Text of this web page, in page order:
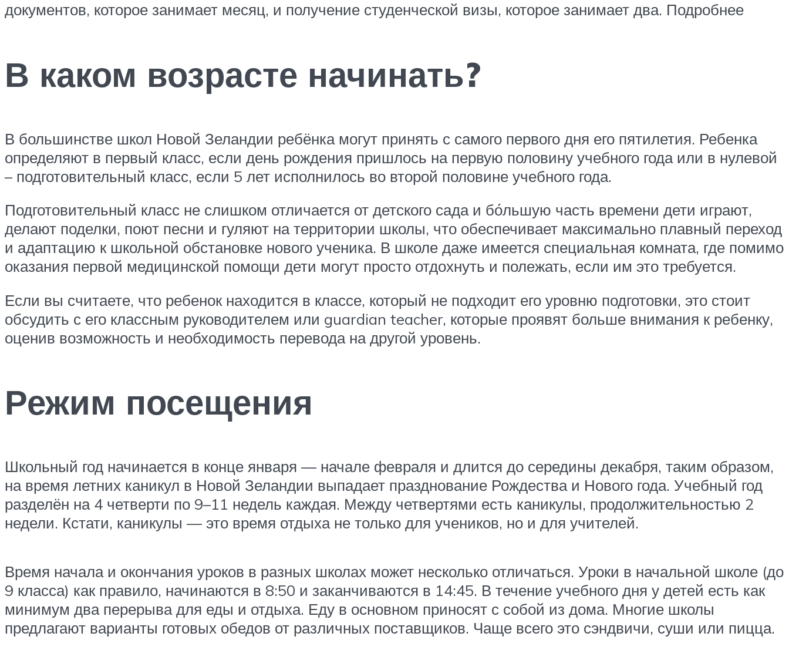
документов, которое занимает месяц, и получение студенческой визы, которое занимает два. Подробнее
В каком возрасте начинать?
В большинстве школ Новой Зеландии ребёнка могут принять с самого первого дня его пятилетия. Ребенка
определяют в первый класс, если день рождения пришлось на первую половину учебного года или в нулевой
– подготовительный класс, если 5 лет исполнилось во второй половине учебного года.
Подготовительный класс не слишком отличается от детского сада и бо́льшую часть времени дети играют,
делают поделки, поют песни и гуляют на территории школы, что обеспечивает максимально плавный переход
и адаптацию к школьной обстановке нового ученика. В школе даже имеется специальная комната, где помимо
оказания первой медицинской помощи дети могут просто отдохнуть и полежать, если им это требуется.
Если вы считаете, что ребенок находится в классе, который не подходит его уровню подготовки, это стоит
обсудить с его классным руководителем или guardian teacher, которые проявят больше внимания к ребенку,
оценив возможность и необходимость перевода на другой уровень.
Режим посещения
Школьный год начинается в конце января — начале февраля и длится до середины декабря, таким образом,
на время летних каникул в Новой Зеландии выпадает празднование Рождества и Нового года. Учебный год
разделён на 4 четверти по 9–11 недель каждая. Между четвертями есть каникулы, продолжительностью 2
недели. Кстати, каникулы — это время отдыха не только для учеников, но и для учителей.
Время начала и окончания уроков в разных школах может несколько отличаться. Уроки в начальной школе (до
9 класса) как правило, начинаются в 8:50 и заканчиваются в 14:45. В течение учебного дня у детей есть как
минимум два перерыва для еды и отдыха. Еду в основном приносят с собой из дома. Многие школы
предлагают варианты готовых обедов от различных поставщиков. Чаще всего это сэндвичи, суши или пицца.